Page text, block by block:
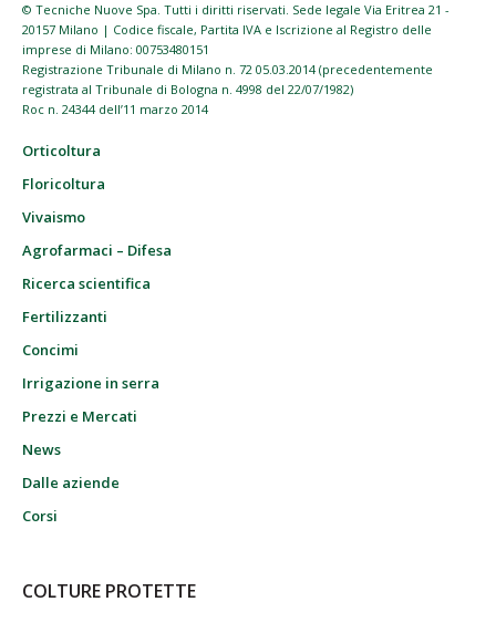
© Tecniche Nuove Spa. Tutti i diritti riservati. Sede legale Via Eritrea 21 -
20157 Milano | Codice fiscale, Partita IVA e Iscrizione al Registro delle
imprese di Milano: 00753480151
Registrazione Tribunale di Milano n. 72 05.03.2014 (precedentemente
registrata al Tribunale di Bologna n. 4998 del 22/07/1982)
Roc n. 24344 dell’11 marzo 2014
Orticoltura
Floricoltura
Vivaismo
Agrofarmaci – Difesa
Ricerca scientifica
Fertilizzanti
Concimi
Irrigazione in serra
Prezzi e Mercati
News
Dalle aziende
Corsi
COLTURE PROTETTE